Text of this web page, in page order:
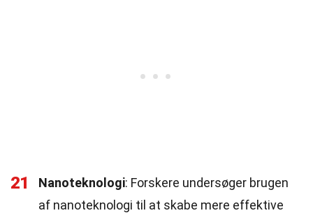
21 Nanoteknologi: Forskere undersøger brugen
af nanoteknologi til at skabe mere effektive